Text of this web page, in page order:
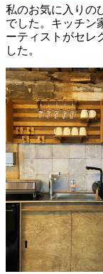
私のお気に入りの
でした。キッチン
ーティストがセレ
した。